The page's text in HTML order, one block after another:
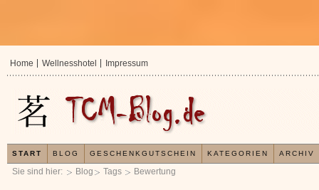
Sie sind hier: Blog Tags Bewertung
Home Wellnesshotel Impressum
START BLOG GESCHENKGUTSCHEIN KATEGORIEN ARCHIV